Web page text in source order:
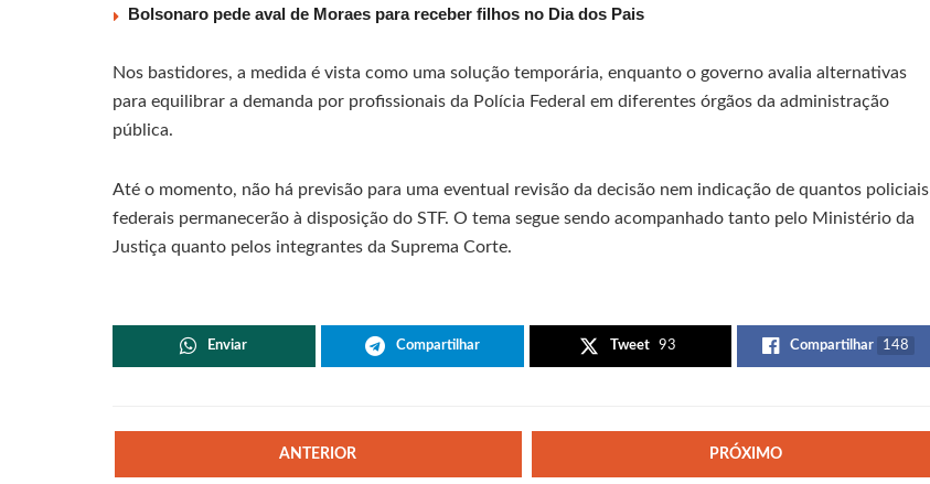
Bolsonaro pede aval de Moraes para receber filhos no Dia dos Pais
Nos bastidores, a medida é vista como uma solução temporária, enquanto o governo avalia alternativas
para equilibrar a demanda por profissionais da Polícia Federal em diferentes órgãos da administração
pública.
Até o momento, não há previsão para uma eventual revisão da decisão nem indicação de quantos policiais
federais permanecerão à disposição do STF. O tema segue sendo acompanhado tanto pelo Ministério da
Justiça quanto pelos integrantes da Suprema Corte.
Enviar Compartilhar Tweet 93 Compartilhar 148
ANTERIOR PRÓXIMO